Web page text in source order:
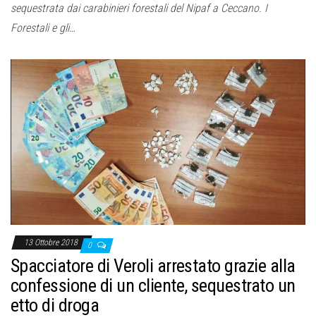
sequestrata dai carabinieri forestali del Nipaf a Ceccano. I
Forestali e gli…
13 Ottobre 2018 0
Spacciatore di Veroli arrestato grazie alla
confessione di un cliente, sequestrato un
etto di droga